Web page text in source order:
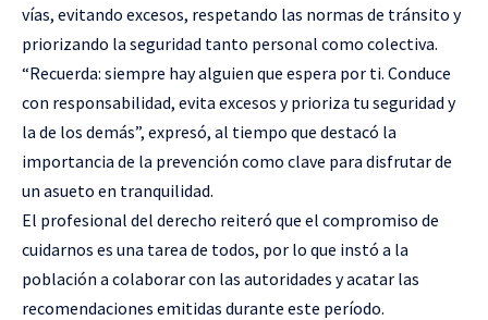
vías, evitando excesos, respetando las normas de tránsito y
priorizando la seguridad tanto personal como colectiva.
“Recuerda: siempre hay alguien que espera por ti. Conduce
con responsabilidad, evita excesos y prioriza tu seguridad y
la de los demás”, expresó, al tiempo que destacó la
importancia de la prevención como clave para disfrutar de
un asueto en tranquilidad.
El profesional del derecho reiteró que el compromiso de
cuidarnos es una tarea de todos, por lo que instó a la
población a colaborar con las autoridades y acatar las
recomendaciones emitidas durante este período.